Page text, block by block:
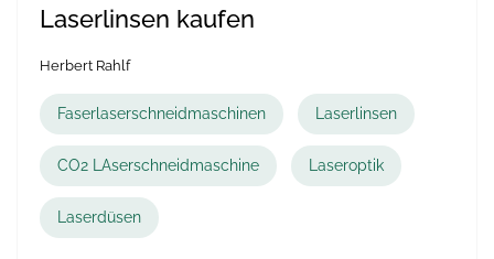
Laserlinsen kaufen
Herbert Rahlf
Faserlaserschneidmaschinen Laserlinsen
CO2 LAserschneidmaschine Laseroptik
Laserdüsen